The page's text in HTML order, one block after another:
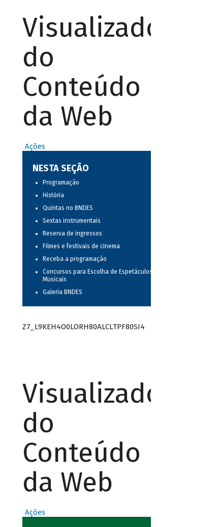
Visualizador
do
Conteúdo
da Web
Ações
NESTA SEÇÃO
Programação
História
Quintas no BNDES
Sextas instrumentais
Reserva de ingressos
Filmes e festivais de cinema
Receba a programação
Concursos para Escolha de Espetáculos
Musicais
Galeria BNDES
Z7_L9KEH4O0LORH80ALCLTPF80SI4
Visualizador
do
Conteúdo
da Web
Ações